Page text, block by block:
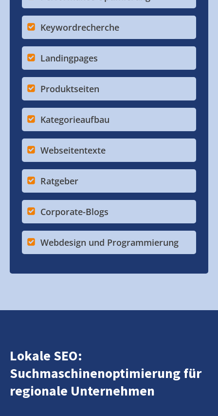
Keywordrecherche
Landingpages
Produktseiten
Kategorieaufbau
Webseitentexte
Ratgeber
Corporate-Blogs
Webdesign und Programmierung
Lokale SEO:
Suchmaschinenoptimierung für
regionale Unternehmen